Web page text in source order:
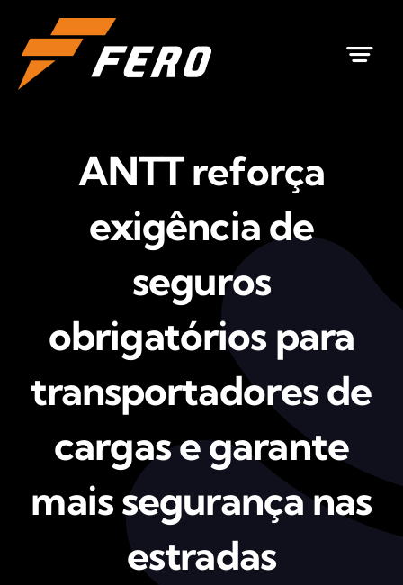
para
conteúdo
ANTT reforça
exigência de
seguros
obrigatórios para
transportadores de
cargas e garante
mais segurança nas
estradas